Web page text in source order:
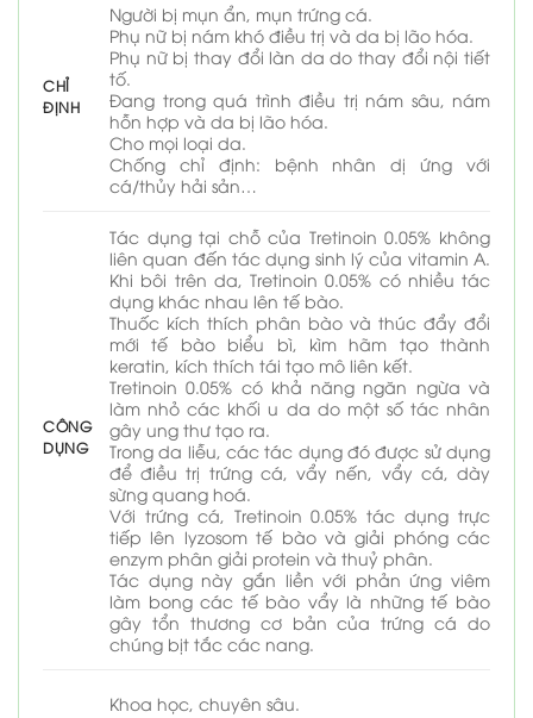
CHỈ
ĐỊNH
Người bị mụn ẩn, mụn trứng cá.
Phụ nữ bị nám khó điều trị và da bị lão hóa.
Phụ nữ bị thay đổi làn da do thay đổi nội tiết
tố.
Đang trong quá trình điều trị nám sâu, nám
hỗn hợp và da bị lão hóa.
Cho mọi loại da.
Chống chỉ định: bệnh nhân dị ứng với
cá/thủy hải sản…
CÔNG
DỤNG
Tác dụng tại chỗ của Tretinoin 0.05% không
liên quan đến tác dụng sinh lý của vitamin A.
Khi bôi trên da, Tretinoin 0.05% có nhiều tác
dụng khác nhau lên tế bào.
Thuốc kích thích phân bào và thúc đẩy đổi
mới tế bào biểu bì, kìm hãm tạo thành
keratin, kích thích tái tạo mô liên kết.
Tretinoin 0.05% có khả năng ngăn ngừa và
làm nhỏ các khối u da do một số tác nhân
gây ung thư tạo ra.
Trong da liễu, các tác dụng đó được sử dụng
để điều trị trứng cá, vẩy nến, vẩy cá, dày
sừng quang hoá.
Với trứng cá, Tretinoin 0.05% tác dụng trực
tiếp lên lyzosom tế bào và giải phóng các
enzym phân giải protein và thuỷ phân.
Tác dụng này gắn liền với phản ứng viêm
làm bong các tế bào vẩy là những tế bào
gây tổn thương cơ bản của trứng cá do
chúng bịt tắc các nang.
Khoa học, chuyên sâu.